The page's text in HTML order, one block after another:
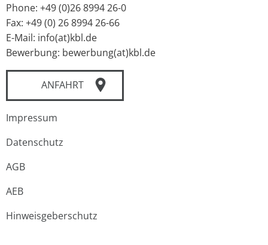
Phone: +49 (0)26 8994 26-0
Fax: +49 (0) 26 8994 26-66
E-Mail: info(at)kbl.de
Bewerbung: bewerbung(at)kbl.de
ANFAHRT
Impressum
Datenschutz
AGB
AEB
Hinweisgeberschutz